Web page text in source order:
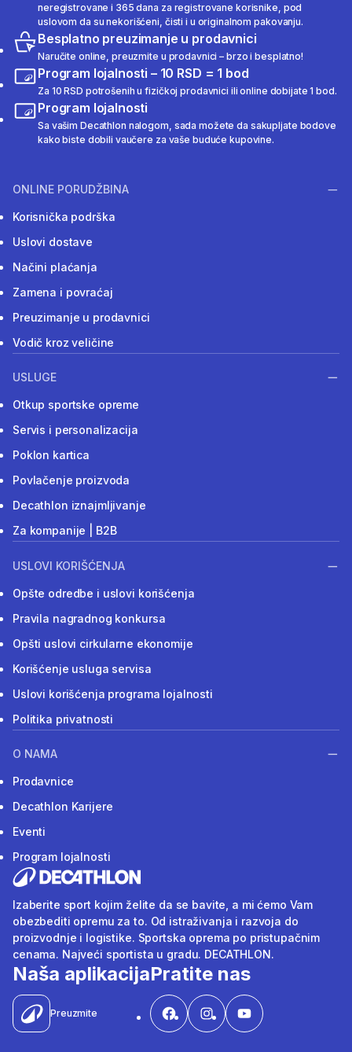
neregistrovane i 365 dana za registrovane korisnike, pod
uslovom da su nekorišćeni, čisti i u originalnom pakovanju.
Besplatno preuzimanje u prodavnici
Naručite online, preuzmite u prodavnici – brzo i besplatno!
Program lojalnosti – 10 RSD = 1 bod
Za 10 RSD potrošenih u fizičkoj prodavnici ili online dobijate 1 bod.
Program lojalnosti
Sa vašim Decathlon nalogom, sada možete da sakupljate bodove
kako biste dobili vaučere za vaše buduće kupovine.
ONLINE PORUDŽBINA
Korisnička podrška
Uslovi dostave
Načini plaćanja
Zamena i povraćaj
Preuzimanje u prodavnici
Vodič kroz veličine
USLUGE
Otkup sportske opreme
Servis i personalizacija
Poklon kartica
Povlačenje proizvoda
Decathlon iznajmljivanje
Za kompanije | B2B
USLOVI KORIŠĆENJA
Opšte odredbe i uslovi korišćenja
Pravila nagradnog konkursa
Opšti uslovi cirkularne ekonomije
Korišćenje usluga servisa
Uslovi korišćenja programa lojalnosti
Politika privatnosti
O NAMA
Prodavnice
Decathlon Karijere
Eventi
Program lojalnosti
Izaberite sport kojim želite da se bavite, a mi ćemo Vam
obezbediti opremu za to. Od istraživanja i razvoja do
proizvodnje i logistike. Sportska oprema po pristupačnim
cenama. Najveći sportista u gradu. DECATHLON.
Naša aplikacija
Preuzmite
Pratite nas